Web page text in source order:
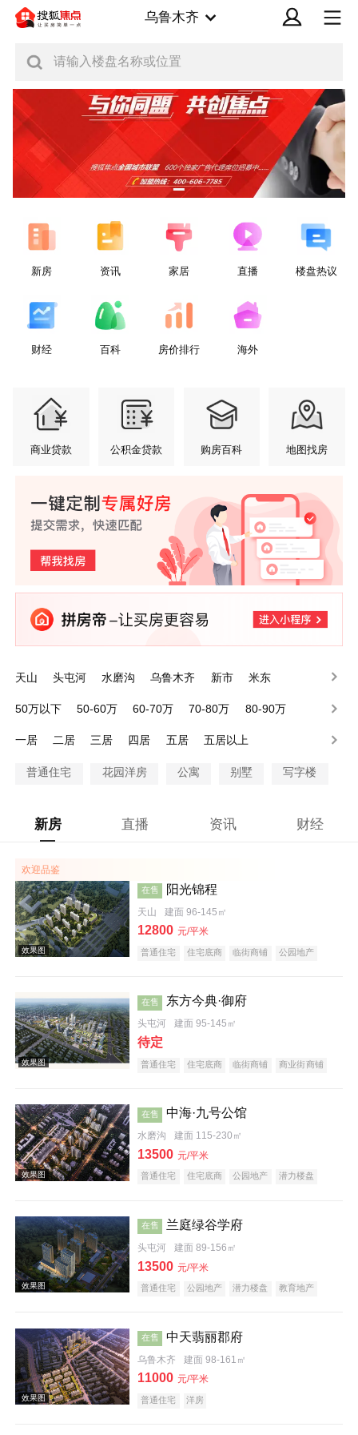
乌鲁木齐
请输入楼盘名称或位置
新房 资讯 家居 直播 楼盘热议
财经 百科 房价排行 海外
商业贷款 公积金贷款 购房百科 地图找房
天山 头屯河 水磨沟 乌鲁木齐 新市
米东
50万以下
50-60万 60-70万 70-80万
80-90万
一居
二居 三居 四居 五居 五居以上
普通住宅 花园洋房 公寓 别墅 写字楼
新房 直播 资讯 财经
欢迎品鉴
效果图
在售 阳光锦程
天山 建面 96-145㎡
12800 元/平米
普通住宅 住宅底商 临街商铺
公园地产
效果图
在售 东方今典·御府
头屯河 建面 95-145㎡
待定
普通住宅 住宅底商 临街商铺
商业街商铺
在售 中海·九号公馆
水磨沟 建面 115-230㎡
13500 元/平米
普通住宅 住宅底商 公园地产 潜力楼盘
在售 兰庭绿谷学府
头屯河 建面 89-156㎡
13500 元/平米
普通住宅 公园地产 潜力楼盘 教育地产
在售 中天翡丽郡府
乌鲁木齐 建面 98-161㎡
11000 元/平米
普通住宅 洋房